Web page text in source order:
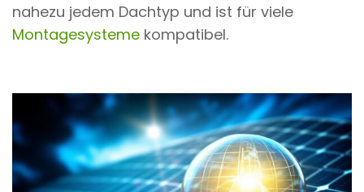
nahezu jedem Dachtyp und ist für viele
Montagesysteme kompatibel.